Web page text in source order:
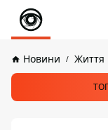
Новини Життя